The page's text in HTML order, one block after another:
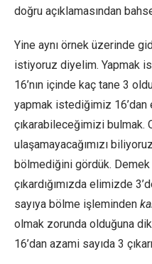
doğru açıklamasından
Yine aynı örnek üzerinde
istiyoruz diyelim. Yapmak
16’nın içinde kaç tane 3
yapmak istediğimiz 16’dan
çıkarabileceğimizi bulmak.
ulaşamayacağımızı
bölmediğini gördük. Demek
çıkardığımızda elimizde
sayıya bölme işleminden
olmak zorunda olduğuna
16’dan azami sayıda 3